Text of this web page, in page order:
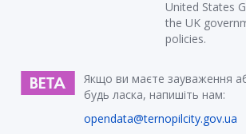
United States
the UK
policies.
Якщо ви маєте зауваження
будь ласка, напишіть нам:
opendata@ternopilcity.gov.ua